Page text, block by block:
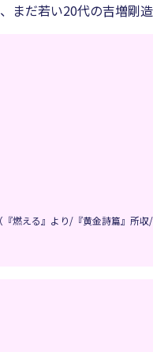
だ若い20代の吉増剛造
（『燃える』より/『黄金詩篇』所